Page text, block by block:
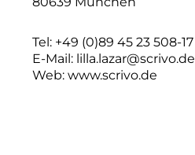
Tel: +49 (0)89 45 23 508-17
E-Mail: lilla.lazar@scrivo.de
Web: www.scrivo.de